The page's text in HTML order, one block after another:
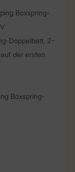
Boxspring-
Doppelbett, 2-
der ersten
Boxspring-